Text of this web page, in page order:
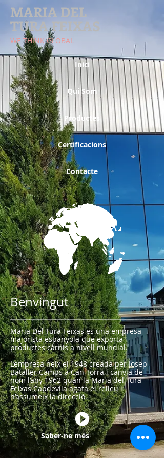
MARIA DEL
TURA FEIXAS
​WE THINK GLOBAL
Inici
Qui Som
Productes
Certificacions
Contacte
Benvingut
Maria Del Tura Feixas ės una empresa
majorista espanyola que exporta
productes càrnis a nivell mundial. ​
L’empresa neix el 1948 creada per Josep
Bataller Camps a Can Torra i canvia de
nom l’any 1962 quan la Maria del Tura
Feixas Capdevila agafa el relleu i
n’assumeix la direcció.
Saber-ne més